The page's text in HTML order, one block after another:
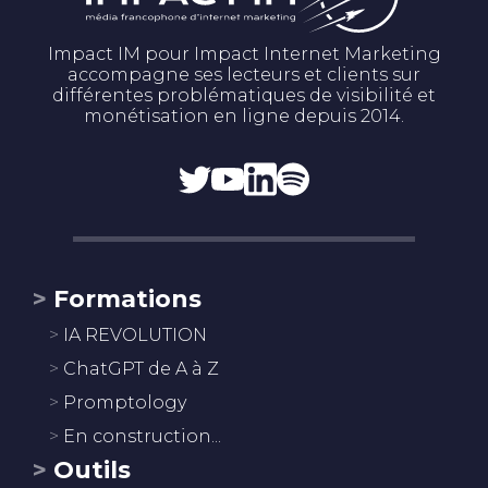
Impact IM pour Impact Internet Marketing
accompagne ses lecteurs et clients sur
différentes problématiques de visibilité et
monétisation en ligne depuis 2014.
Formations
IA REVOLUTION
ChatGPT de A à Z
Promptology
En construction...
Outils